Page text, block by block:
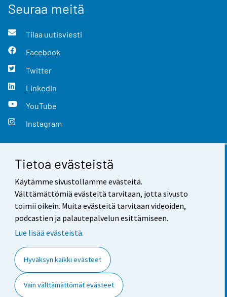
Tietoa evästeistä
Käytämme sivustollamme evästeitä.
Välttämättömiä evästeitä tarvitaan, jotta sivusto
toimii oikein. Muita evästeitä tarvitaan videoiden,
podcastien ja palautepalvelun esittämiseen.
Lue lisää evästeistä.
Hyväksyn kaikki evästeet
Vain välttämättömät evästeet
Seuraa meitä
Tilaa uutisviesti
Facebook
Twitter
LinkedIn
YouTube
Instagram
Yhteystiedot
Palaute
Käyttöehdot
Saavutettavuus
Tietoa sivustosta
Evästeasetukset